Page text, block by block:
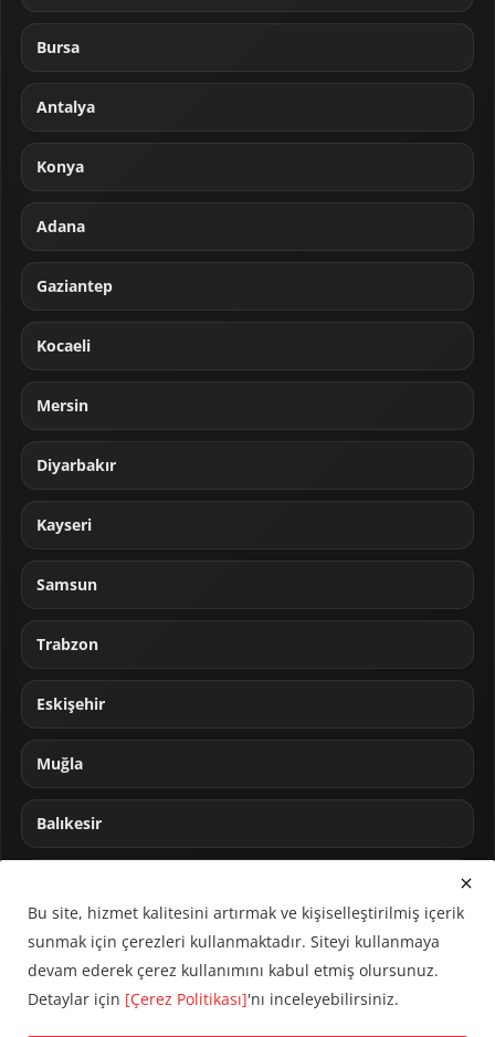
Bursa
Antalya
Konya
Adana
Gaziantep
Kocaeli
Mersin
Diyarbakır
Kayseri
Samsun
Trabzon
Eskişehir
Muğla
Balıkesir
Bu site, hizmet kalitesini artırmak ve kişiselleştirilmiş içerik
sunmak için çerezleri kullanmaktadır. Siteyi kullanmaya
devam ederek çerez kullanımını kabul etmiş olursunuz.
Detaylar için [Çerez Politikası]'nı inceleyebilirsiniz.